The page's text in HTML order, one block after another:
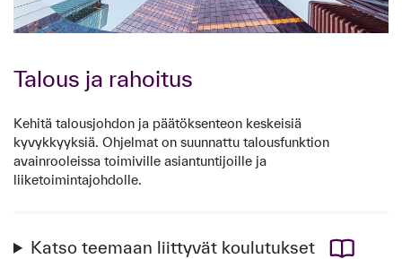
Talous ja rahoitus
Kehitä talousjohdon ja päätöksenteon keskeisiä
kyvykkyyksiä. Ohjelmat on suunnattu talousfunktion
avainrooleissa toimiville asiantuntijoille ja
liiketoimintajohdolle.
Katso teemaan liittyvät koulutukset